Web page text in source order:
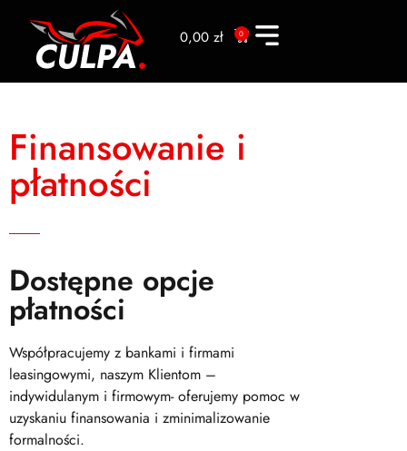
0,00 zł 0
Finansowanie i
płatności
Dostępne opcje
płatności
Współpracujemy z bankami i firmami
leasingowymi, naszym Klientom –
indywidulanym i firmowym- oferujemy pomoc w
uzyskaniu finansowania i zminimalizowanie
formalności.